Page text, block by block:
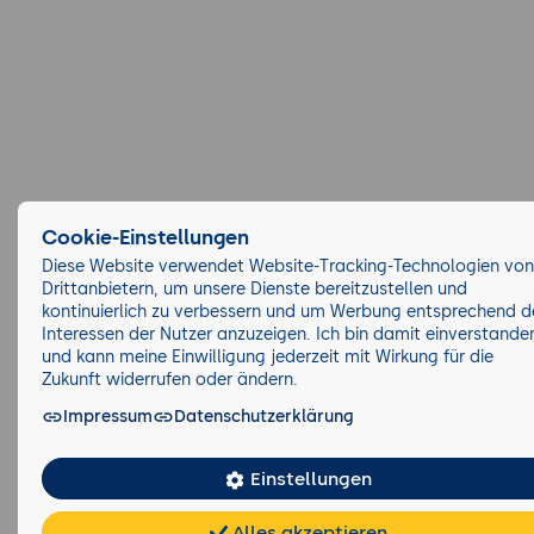
Cookie-Einstellungen
Diese Website verwendet Website-Tracking-Technologien von
Drittanbietern, um unsere Dienste bereitzustellen und
kontinuierlich zu verbessern und um Werbung entsprechend
Interessen der Nutzer anzuzeigen. Ich bin damit
und kann meine Einwilligung jederzeit mit Wirkung für die
Zukunft widerrufen oder ändern.
Impressum
Datenschutzerklärung
Einstellungen